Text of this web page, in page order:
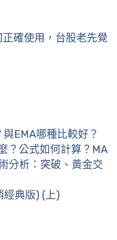
確使用，台股老先覺
EMA哪種比較好？
？公式如何計算？MA
分析：突破、黃金交
經典版) (上)